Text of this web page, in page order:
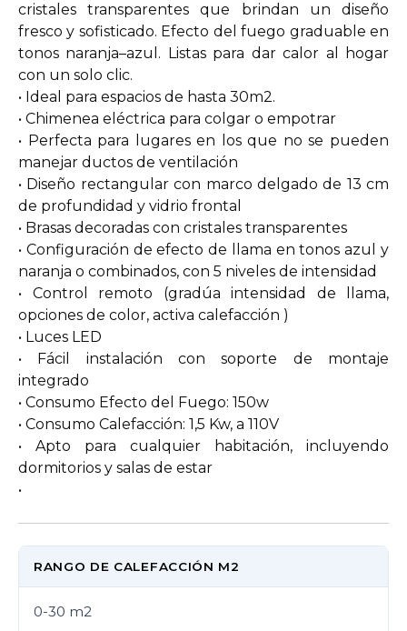
cristales transparentes que brindan un diseño
fresco y sofisticado. Efecto del fuego graduable en
tonos naranja–azul. Listas para dar calor al hogar
con un solo clic.
• Ideal para espacios de hasta 30m2.
• Chimenea eléctrica para colgar o empotrar
• Perfecta para lugares en los que no se pueden
manejar ductos de ventilación
• Diseño rectangular con marco delgado de 13 cm
de profundidad y vidrio frontal
• Brasas decoradas con cristales transparentes
• Configuración de efecto de llama en tonos azul y
naranja o combinados, con 5 niveles de intensidad
• Control remoto (gradúa intensidad de llama,
opciones de color, activa calefacción )
• Luces LED
• Fácil instalación con soporte de montaje
integrado
• Consumo Efecto del Fuego: 150w
• Consumo Calefacción: 1,5 Kw, a 110V
• Apto para cualquier habitación, incluyendo
dormitorios y salas de estar
•
RANGO DE CALEFACCIÓN M2
0-30 m2